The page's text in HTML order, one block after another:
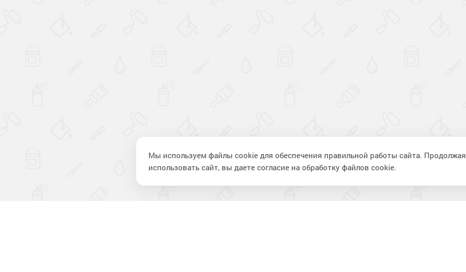
Мы используем файлы cookie для обеспечения правильной работы сайта. Продолжая
использовать сайт, вы даете согласие на обработку файлов cookie.